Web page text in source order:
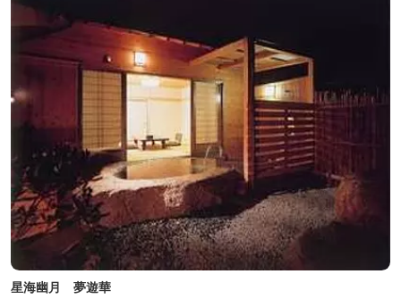
星海幽月 夢遊華